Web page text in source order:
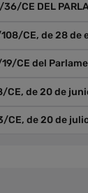
CE DEL
CE, de 28 de
CE del
de 20 de
de 20 de